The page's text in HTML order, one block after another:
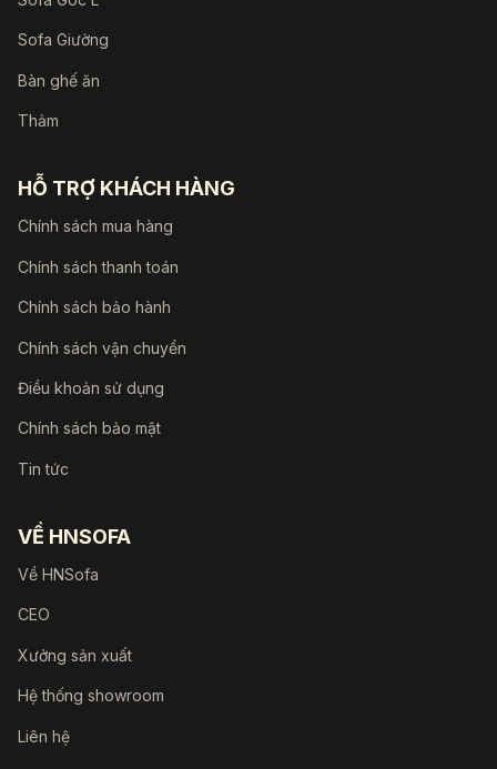
Sofa Giường
Bàn ghế ăn
Thảm
HỖ TRỢ KHÁCH HÀNG
Chính sách mua hàng
Chính sách thanh toán
Chính sách bảo hành
Chính sách vận chuyển
Điều khoản sử dụng
Chính sách bảo mật
Tin tức
VỀ HNSOFA
Về HNSofa
CEO
Xưởng sản xuất
Hệ thống showroom
Liên hệ